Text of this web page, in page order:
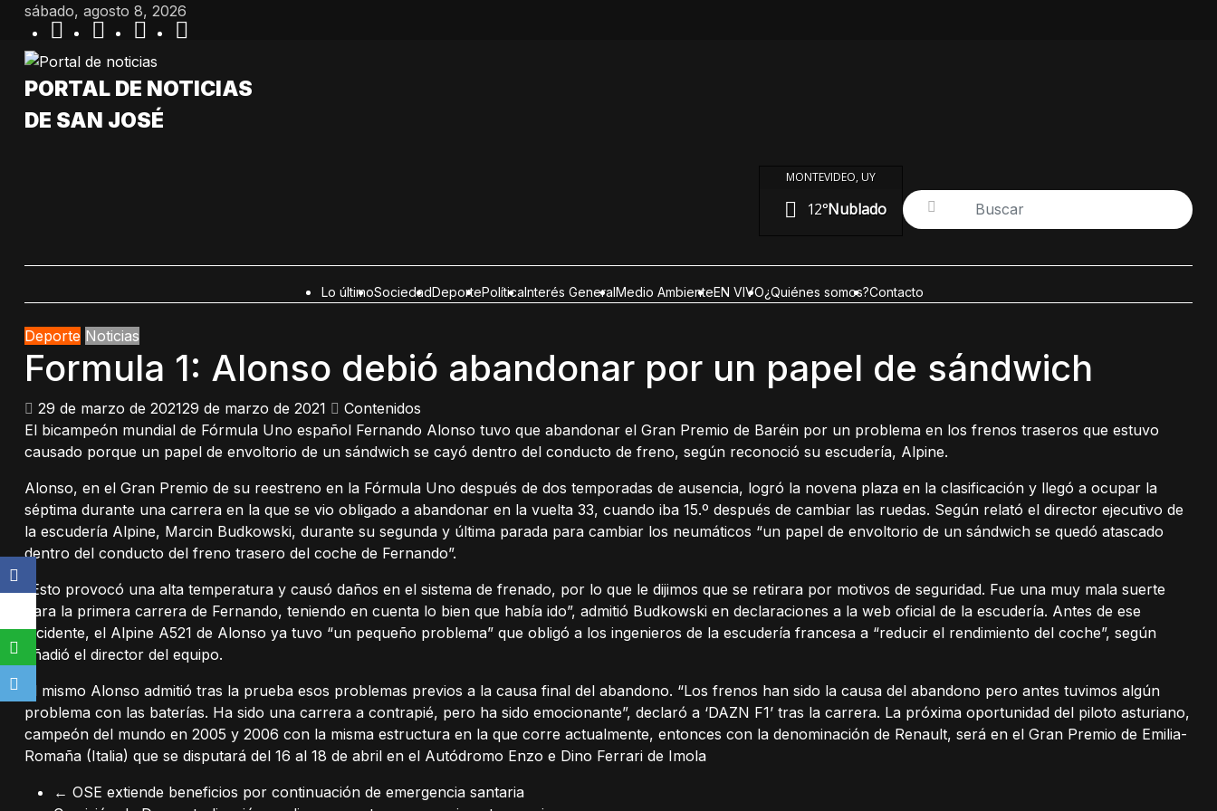
Saltar
contenido
sábado, agosto 8, 2026
PORTAL DE NOTICIAS
DE SAN JOSÉ
MONTEVIDEO, UY
12°Nublado
Lo últimoSociedadDeportePolíticaInterés GeneralMedio AmbienteEN VIVO¿Quiénes somos?Contacto
Deporte Noticias
Formula 1: Alonso debió abandonar por un papel de sándwich
29 de marzo de 202129 de marzo de 2021
Contenidos
El bicampeón mundial de Fórmula Uno español Fernando Alonso tuvo que abandonar el Gran Premio de Baréin por un problema en los frenos traseros que estuvo
causado porque un papel de envoltorio de un sándwich se cayó dentro del conducto de freno, según reconoció su escudería, Alpine.
Alonso, en el Gran Premio de su reestreno en la Fórmula Uno después de dos temporadas de ausencia, logró la novena plaza en la clasificación y llegó a ocupar la
séptima durante una carrera en la que se vio obligado a abandonar en la vuelta 33, cuando iba 15.º después de cambiar las ruedas. Según relató el director ejecutivo de
la escudería Alpine, Marcin Budkowski, durante su segunda y última parada para cambiar los neumáticos “un papel de envoltorio de un sándwich se quedó atascado
dentro del conducto del freno trasero del coche de Fernando”.
“Esto provocó una alta temperatura y causó daños en el sistema de frenado, por lo que le dijimos que se retirara por motivos de seguridad. Fue una muy mala suerte
para la primera carrera de Fernando, teniendo en cuenta lo bien que había ido”, admitió Budkowski en declaraciones a la web oficial de la escudería. Antes de ese
incidente, el Alpine A521 de Alonso ya tuvo “un pequeño problema” que obligó a los ingenieros de la escudería francesa a “reducir el rendimiento del coche”, según
añadió el director del equipo.
El mismo Alonso admitió tras la prueba esos problemas previos a la causa final del abandono. “Los frenos han sido la causa del abandono pero antes tuvimos algún
problema con las baterías. Ha sido una carrera a contrapié, pero ha sido emocionante”, declaró a ‘DAZN F1’ tras la carrera. La próxima oportunidad del piloto asturiano,
campeón del mundo en 2005 y 2006 con la misma estructura en la que corre actualmente, entonces con la denominación de Renault, será en el Gran Premio de Emilia-
Romaña (Italia) que se disputará del 16 al 18 de abril en el Autódromo Enzo e Dino Ferrari de Imola
← OSE extiende beneficios por continuación de emergencia santaria